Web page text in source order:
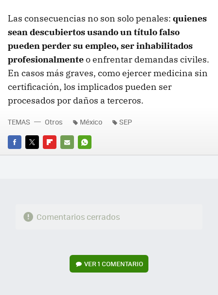
Las consecuencias no son solo penales: quienes
sean descubiertos usando un título falso
pueden perder su empleo, ser inhabilitados
profesionalmenteo enfrentar demandas civiles.
En casos más graves, como ejercer medicina sin
certificación, los implicados pueden ser
procesados por daños a terceros.
FACEBOOK
TWITTERFLIPBOARD
E-
WHATSAPP
TEMAS Otros México SEP
Comentarios cerrados
VER1 COMENTARIO